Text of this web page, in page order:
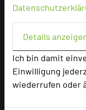
Details
Ich bin damit
Einwilligung
wiederrufen oder